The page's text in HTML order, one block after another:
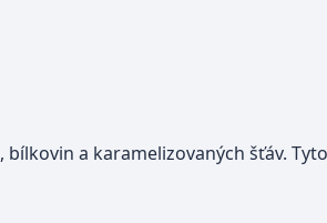
, bílkovin a karamelizovaných šťáv.